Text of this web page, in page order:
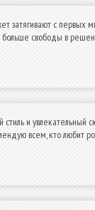
затягивают с
свободы в
и увлекательный
всем, кто любит